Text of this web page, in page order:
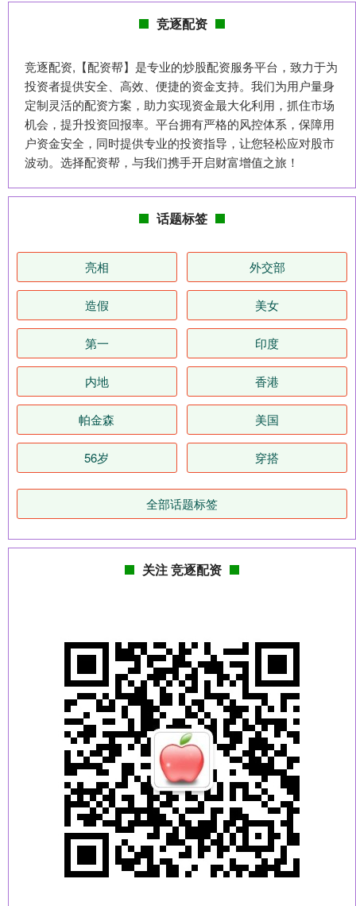
竞逐配资
竞逐配资,【配资帮】是专业的炒股配资服务平台，致力于为
投资者提供安全、高效、便捷的资金支持。我们为用户量身
定制灵活的配资方案，助力实现资金最大化利用，抓住市场
机会，提升投资回报率。平台拥有严格的风控体系，保障用
户资金安全，同时提供专业的投资指导，让您轻松应对股市
波动。选择配资帮，与我们携手开启财富增值之旅！
话题标签
亮相 外交部
造假 美女
第一 印度
内地 香港
帕金森 美国
56岁 穿搭
全部话题标签
关注 竞逐配资